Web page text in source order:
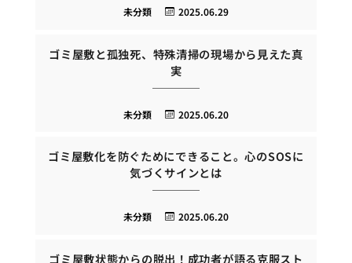
2025.06.29
未分類
ゴミ屋敷と孤独死、特殊清掃の現場から見えた真
実
2025.06.20
未分類
ゴミ屋敷化を防ぐためにできること。心のSOSに
気づくサインとは
2025.06.20
未分類
ゴミ屋敷状態からの脱出！成功者が語る克服スト